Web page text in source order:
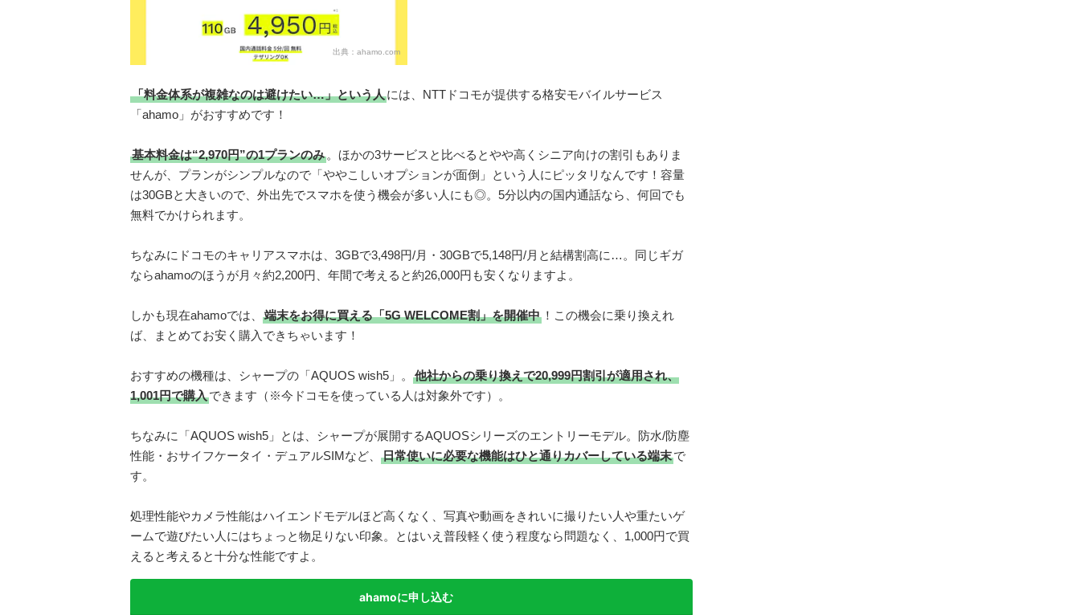
出典： ahamo.com
「料金体系が複雑なのは避けたい…」という人には、NTTドコモが提供する格安モバイルサービス
「ahamo」がおすすめです！
基本料金は“2,970円”の1プランのみ 。ほかの3サービスと比べるとやや高くシニア向けの割引もありま
せんが、プランがシンプルなので「ややこしいオプションが面倒」という人にピッタリなんです！容量
は30GBと大きいので、外出先でスマホを使う機会が多い人にも◎。5分以内の国内通話なら、何回でも
無料でかけられます。
ちなみにドコモのキャリアスマホは、3GBで3,498円/月・30GBで5,148円/月と結構割高に…。同じギガ
ならahamoのほうが月々約2,200円、年間で考えると約26,000円も安くなりますよ。
しかも現在ahamoでは、 端末をお得に買える「5G WELCOME割」を開催中 ！この機会に乗り換えれ
ば、まとめてお安く購入できちゃいます！
おすすめの機種は、シャープの「AQUOS wish5」。
他社からの乗り換えで20,999円割引が適用され、
1,001円で購入できます（※今ドコモを使っている人は対象外です）。
ちなみに「AQUOS wish5」とは、シャープが展開するAQUOSシリーズのエントリーモデル。防水/防塵
性能・おサイフケータイ・デュアルSIMなど、
日常使いに必要な機能はひと通りカバーしている端末で
す。
処理性能やカメラ性能はハイエンドモデルほど高くなく、写真や動画をきれいに撮りたい人や重たいゲ
ームで遊びたい人にはちょっと物足りない印象。とはいえ普段軽く使う程度なら問題なく、1,000円で買
えると考えると十分な性能ですよ。
ahamoに申し込む